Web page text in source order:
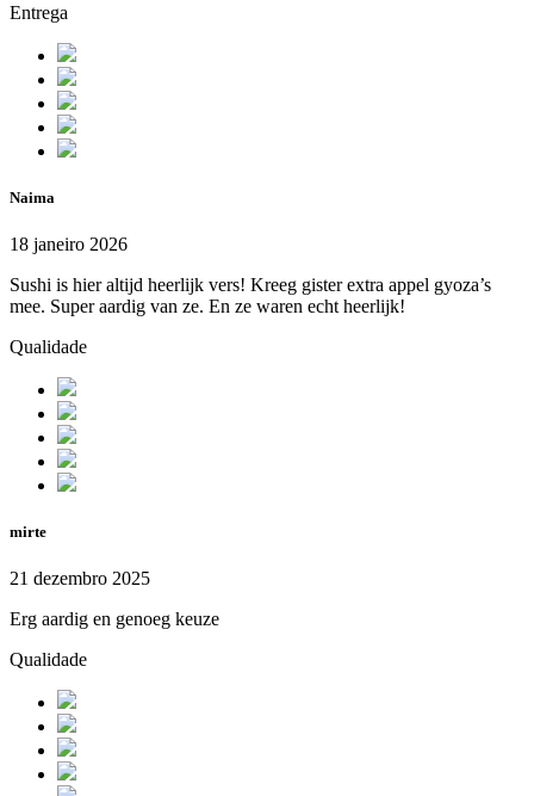
Entrega
Naima
18 janeiro 2026
Sushi is hier altijd heerlijk vers! Kreeg gister extra appel gyoza’s
mee. Super aardig van ze. En ze waren echt heerlijk!
Qualidade
mirte
21 dezembro 2025
Erg aardig en genoeg keuze
Qualidade